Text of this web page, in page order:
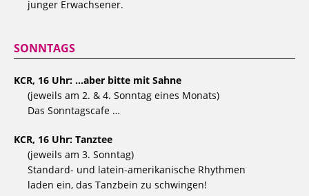
junger Erwachsener.
SONNTAGS
KCR, 16 Uhr: …aber bitte mit Sahne
(jeweils am 2. & 4. Sonntag eines Monats)
Das Sonntagscafe …
KCR, 16 Uhr: Tanztee
(jeweils am 3. Sonntag)
Standard- und latein-amerikanische Rhythmen
laden ein, das Tanzbein zu schwingen!